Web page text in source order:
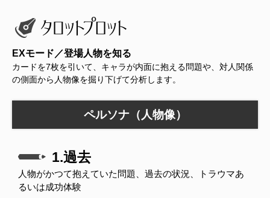
EXモード／登場人物を知る
カードを7枚を引いて、キャラが内面に抱える問題や、対人関係
の側面から人物像を掘り下げて分析します。
ペルソナ（人物像）
1.過去
人物がかつて抱えていた問題、過去の状況、トラウマあ
るいは成功体験